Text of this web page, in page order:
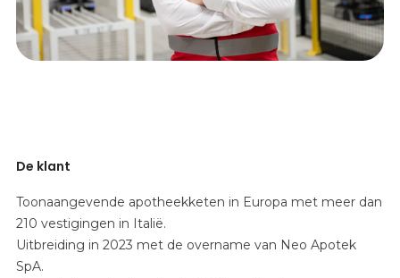
De klant
Toonaangevende apotheekketen in Europa met meer dan
210 vestigingen in Italië.
Uitbreiding in 2023 met de overname van Neo Apotek
SpA.